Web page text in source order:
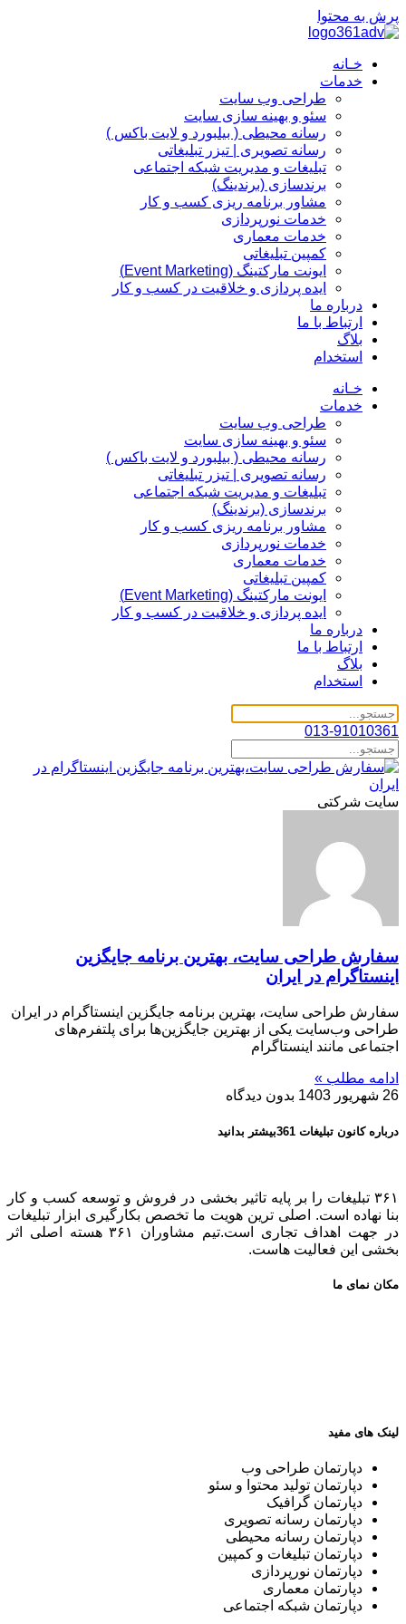
پرش به محتوا
خـانه
خدمات
طراحی وب سایت
سئو و بهینه سازی سایت
رسانه محیطی ( بیلبورد و لایت باکس )
رسانه تصویری | تیزر تبلیغاتی
تبلیغات و مدیریت شبکه اجتماعی
برندسازی (برندینگ)‌
مشاور برنامه ریزی کسب و کار
خدمات نورپردازی
خدمات معماری
کمپین تبلیغاتی
ایونت مارکتینگ (Event Marketing)
ایده پردازی و خلاقیت در کسب و کار
درباره ما
ارتباط با ما
بلاگ
استخدام
خـانه
خدمات
طراحی وب سایت
سئو و بهینه سازی سایت
رسانه محیطی ( بیلبورد و لایت باکس )
رسانه تصویری | تیزر تبلیغاتی
تبلیغات و مدیریت شبکه اجتماعی
برندسازی (برندینگ)‌
مشاور برنامه ریزی کسب و کار
خدمات نورپردازی
خدمات معماری
کمپین تبلیغاتی
ایونت مارکتینگ (Event Marketing)
ایده پردازی و خلاقیت در کسب و کار
درباره ما
ارتباط با ما
بلاگ
استخدام
013-91010361
سایت شرکتی
سفارش طراحی سایت، بهترین برنامه‌ جایگزین
اینستاگرام در ایران
سفارش طراحی سایت، بهترین برنامه‌ جایگزین اینستاگرام در ایران
طراحی وب‌سایت یکی از بهترین جایگزین‌ها برای پلتفرم‌های
اجتماعی مانند اینستاگرام
ادامه مطلب »
26 شهریور 1403
بدون دیدگاه
درباره کانون تبلیغات 361بیشتر بدانید
۳۶۱ تبلیغات را بر پایه تاثیر بخشی در فروش و توسعه کسب و کار
بنا نهاده است. اصلی ترین هویت ما تخصص بکارگیری ابزار تبلیغات
در جهت اهداف تجاری است.تیم مشاوران ۳۶۱ هسته اصلی اثر
بخشی این فعالیت هاست.
مکان نمای ما
لینک های مفید
دپارتمان طراحی وب
دپارتمان تولید محتوا و سئو
دپارتمان گرافیک
دپارتمان رسانه تصویری
دپارتمان رسانه محیطی
دپارتمان تبلیغات و کمپین
دپارتمان نورپردازی
دپارتمان معماری
دپارتمان شبکه اجتماعی